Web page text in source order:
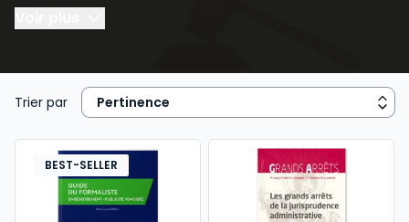
Regroupés par thèmes ou par collections, les
espace de notre catalogue en ligne, ont été confiés
à des praticiens reconnus de la matière, et conçus
pour répondre de façon cohérente à vos besoins
professionnels.
Trier par
BEST-SELLER